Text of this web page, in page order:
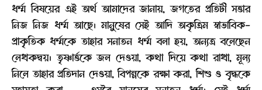
ধর্ম্ম বিষয়ের এই অর্থ আমাদের জানায়, জগতের প্রতিটী সত্তার
নিজ নিজ ধর্ম্ম আছে। মানুষের সেই আদি অকৃত্রিম স্বাভাবিক-
প্রাকৃতিক ধর্ম্মকে তাহার সনাতন ধর্ম্ম বলা হয়, অন্যত্র বলেছেন
লেখকদ্বয়। তৃষ্ণার্ত্তকে জল দেওয়া, কথা দিয়ে কথা রাখা, মূল্য
নিলে তাহার প্রতিদান দেওয়া, বিপন্নকে রক্ষা করা, শিশু ও বৃদ্ধকে